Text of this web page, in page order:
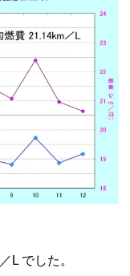
L でした。